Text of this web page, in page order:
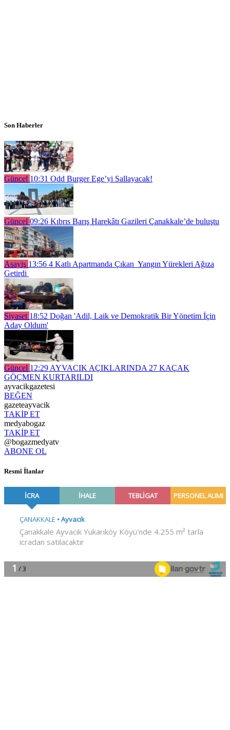
Son Haberler
Güncel 10:31 Odd Burger Ege’yi Sallayacak!
Güncel 09:26 Kıbrıs Barış Harekâtı Gazileri Çanakkale’de buluştu
Asayiş 13:56 4 Katlı Apartmanda Çıkan Yangın Yürekleri Ağıza
Getirdi
Siyaset 18:52 Doğan 'Adil, Laik ve Demokratik Bir Yönetim İçin
Aday Oldum'
Güncel 12:29 AYVACIK AÇIKLARINDA 27 KAÇAK
GÖÇMEN KURTARILDI
ayvacikgazetesi
BEĞEN
gazeteayvacik
TAKİP ET
medyabogaz
TAKİP ET
@bogazmedyatv
ABONE OL
Resmî İlanlar